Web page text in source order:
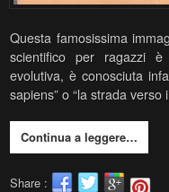
Questa famosissima
scientifico per ragazzi è
evolutiva, è conosciuta
sapiens” o “la strada
Continua a leggere…
Share :